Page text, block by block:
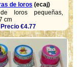
de loros (ecaj)
loros pequeñas,
cm
Precio €4.77